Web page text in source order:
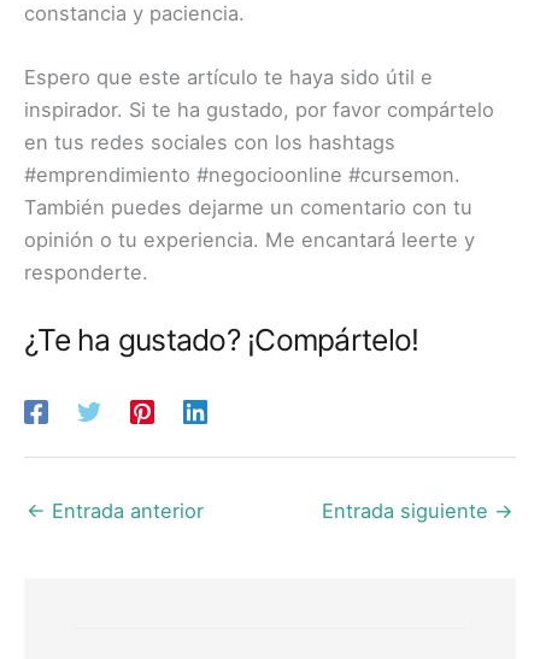
constancia y paciencia.
Espero que este artículo te haya sido útil e
inspirador. Si te ha gustado, por favor compártelo
en tus redes sociales con los hashtags
#emprendimiento #negocioonline #cursemon.
También puedes dejarme un comentario con tu
opinión o tu experiencia. Me encantará leerte y
responderte.
¿Te ha gustado? ¡Compártelo!
← Entrada anterior Entrada siguiente →